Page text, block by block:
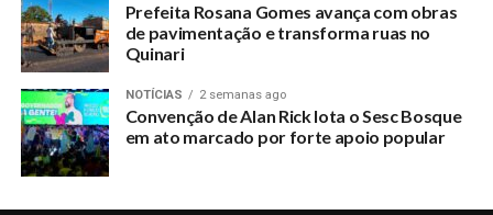
Prefeita Rosana Gomes avança com obras
de pavimentação e transforma ruas no
Quinari
NOTÍCIAS 2 semanas ago
Convenção de Alan Rick lota o Sesc Bosque
em ato marcado por forte apoio popular